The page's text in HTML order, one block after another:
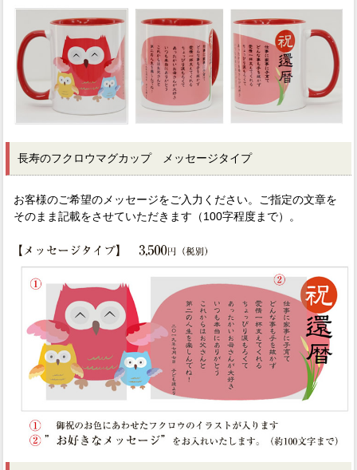
長寿のフクロウマグカップ メッセージタイプ
お客様のご希望のメッセージをご入力ください。ご指定の文章を
そのまま記載をさせていただきます（100字程度まで）。